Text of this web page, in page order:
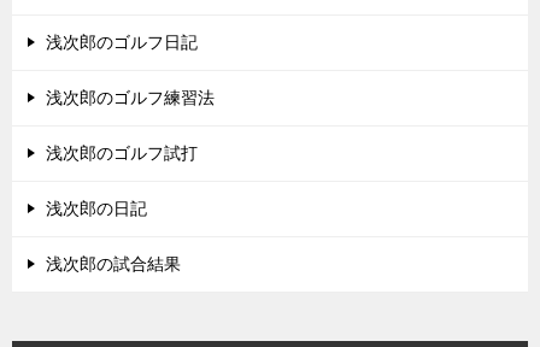
浅次郎のゴルフ日記
浅次郎のゴルフ練習法
浅次郎のゴルフ試打
浅次郎の日記
浅次郎の試合結果